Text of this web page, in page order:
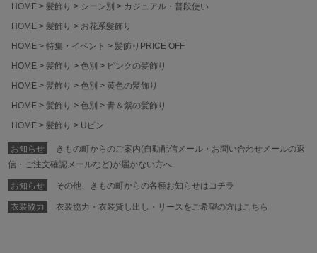
HOME
髪飾り シーン別
カジュアル・普段使い
HOME
髪飾り
お花系髪飾り
HOME
特集・イベント
髪飾りPRICE OFF
HOME
髪飾り 色別
ピンクの髪飾り
HOME
髪飾り 色別
黄色の髪飾り
HOME
髪飾り 色別
青＆紫の髪飾り
HOME
髪飾り Uピン
お知らせ
きもの町からのご案内(自動配信メール・お問い合わせメールの返
信・ご注文確認メールなど)が届かない方へ
お知らせ その他、きもの町からの各種お知らせはコチラ
衣装協力 衣装協力・衣装貸し出し・リースをご希望の方はこちら